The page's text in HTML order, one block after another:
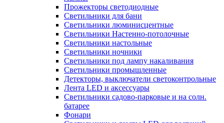
Прожекторы светодиодные
Светильники для бани
Светильники люминисцентные
Светильники Настенно-потолочные
Светильники настольные
Светильники ночники
Светильники под лампу накаливания
Светильники промышленные
Детекторы, выключатели светоконтрольные
Лента LED и аксессуары
Светильники садово-парковые и на солн.
батарее
Фонари